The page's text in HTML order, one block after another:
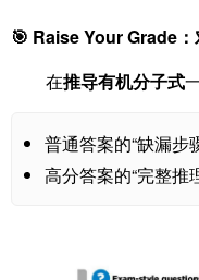
🎯 Raise Your Grade
在推导有机分子式
普通答案的“缺漏步
高分答案的“完整推